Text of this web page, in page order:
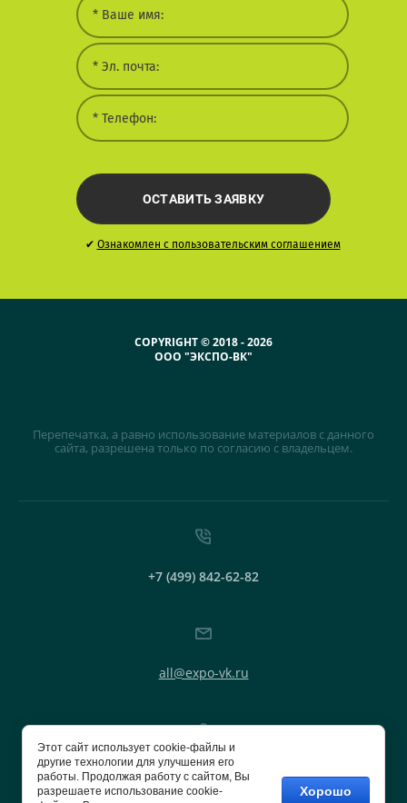
ОСТАВИТЬ ЗАЯВКУ
✔ Ознакомлен с пользовательским соглашением
COPYRIGHT © 2018 - 2026
ООО "ЭКСПО-ВК"
Перепечатка, а равно использование материалов с данного
сайта, разрешена только по согласию с владельцем.
+7 (499) 842-62-82
all@expo-vk.ru
г.Москва, Егорьевский пр., д. 3Ж, стр. 8 эт. 2,
ком. 209.
Этот сайт использует cookie-файлы и
другие технологии для улучшения его
работы. Продолжая работу с сайтом, Вы
разрешаете использование cookie-
Хорошо